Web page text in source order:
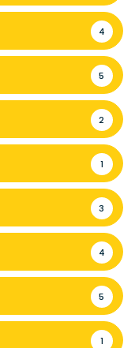
4
5
2
1
3
4
5
1